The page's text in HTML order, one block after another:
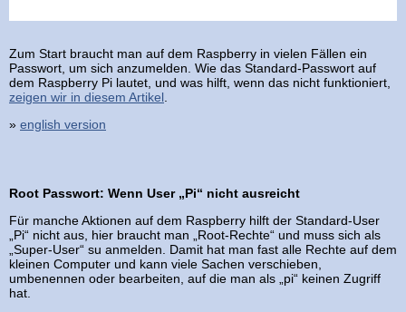
Zum Start braucht man auf dem Raspberry in vielen Fällen ein
Passwort, um sich anzumelden. Wie das Standard-Passwort auf
dem Raspberry Pi lautet, und was hilft, wenn das nicht funktioniert,
zeigen wir in diesem Artikel
» english version
Root Passwort: Wenn User „Pi“ nicht ausreicht
Für manche Aktionen auf dem Raspberry hilft der Standard-User
„Pi“ nicht aus, hier braucht man „Root-Rechte“ und muss sich als
„Super-User“ su anmelden. Damit hat man fast alle Rechte auf dem
kleinen Computer und kann viele Sachen verschieben,
umbenennen oder bearbeiten, auf die man als „pi“ keinen Zugriff
hat.